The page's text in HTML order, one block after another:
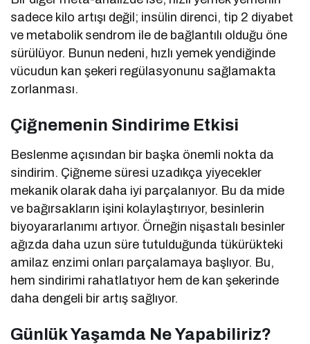
sadece kilo artışı değil; insülin direnci, tip 2 diyabet
ve metabolik sendrom ile de bağlantılı olduğu öne
sürülüyor. Bunun nedeni, hızlı yemek yendiğinde
vücudun kan şekeri regülasyonunu sağlamakta
zorlanması.
Çiğnemenin Sindirime Etkisi
Beslenme açısından bir başka önemli nokta da
sindirim. Çiğneme süresi uzadıkça yiyecekler
mekanik olarak daha iyi parçalanıyor. Bu da mide
ve bağırsakların işini kolaylaştırıyor, besinlerin
biyoyararlanımı artıyor. Örneğin nişastalı besinler
ağızda daha uzun süre tutulduğunda tükürükteki
amilaz enzimi onları parçalamaya başlıyor. Bu,
hem sindirimi rahatlatıyor hem de kan şekerinde
daha dengeli bir artış sağlıyor.
Günlük Yaşamda Ne Yapabiliriz?